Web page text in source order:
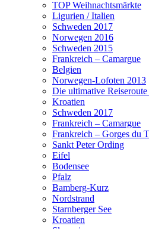
TOP Weihnachtsmärkte
Ligurien / Italien
Schweden 2017
Norwegen 2016
Schweden 2015
Frankreich – Camargue
Belgien
Norwegen-Lofoten 2013
Die ultimative
Kroatien
Schweden 2017
Frankreich – Camargue
Frankreich – Gorges du
Sankt Peter Ording
Eifel
Bodensee
Pfalz
Bamberg-Kurz
Nordstrand
Starnberger See
Kroatien